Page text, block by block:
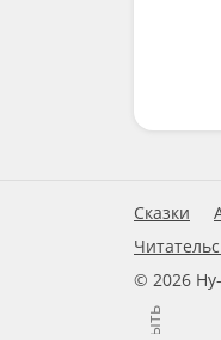
Сказки
© 2026